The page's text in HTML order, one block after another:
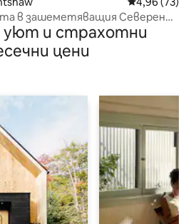
в зашеметяващия Северен
и страхотни
цени